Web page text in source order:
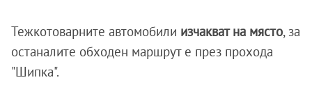
Тежкотоварните автомобили изчакват на място, за
останалите обходен маршрут е през прохода
"Шипка".